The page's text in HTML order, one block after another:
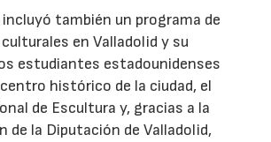
también un programa de
en Valladolid y su
estudiantes estadounidenses
histórico de la ciudad, el
de Escultura y, gracias a la
de la Diputación de Valladolid,